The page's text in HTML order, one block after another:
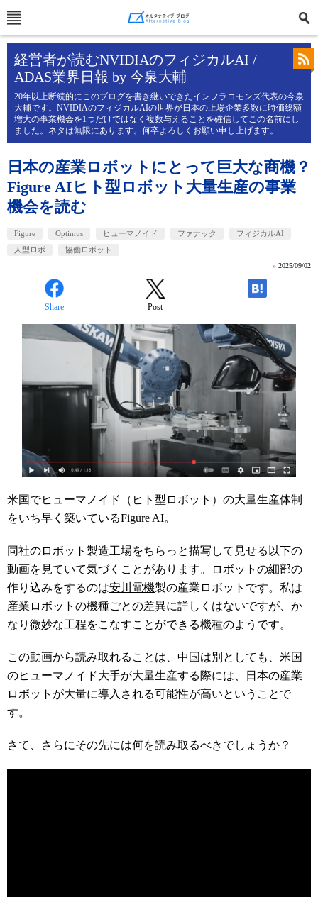
経営者が読むNVIDIAのフィジカルAI /
ADAS業界日報 by 今泉大輔
20年以上断続的にこのブログを書き継いできたインフラコモンズ代表の今泉
大輔です。NVIDIAのフィジカルAIの世界が日本の上場企業多数に時価総額
増大の事業機会を1つだけではなく複数与えることを確信してこの名前にし
ました。ネタは無限にあります。何卒よろしくお願い申し上げます。
日本の産業ロボットにとって巨大な商機？
Figure AIヒト型ロボット大量生産の事業
機会を読む
Figure Optimus ヒューマノイド ファナック
フィジカルAI
人型ロボ
協働ロボット
» 2025/09/02
Share Post -
米国でヒューマノイド（ヒト型ロボット）の大量生産体制
をいち早く築いているFigure AI。
同社のロボット製造工場をちらっと描写して見せる以下の
動画を見ていて気づくことがあります。ロボットの細部の
作り込みをするのは安川電機製の産業ロボットです。私は
産業ロボットの機種ごとの差異に詳しくはないですが、か
なり微妙な工程をこなすことができる機種のようです。
この動画から読み取れることは、中国は別としても、米国
のヒューマノイド大手が大量生産する際には、日本の産業
ロボットが大量に導入される可能性が高いということで
す。
さて、さらにその先には何を読み取るべきでしょうか？